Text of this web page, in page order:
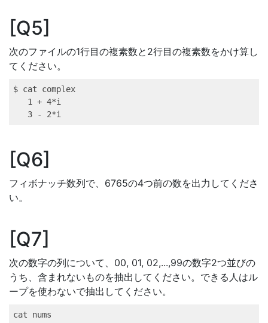
Q5
次のファイルの1行目の複素数と2行目の複素数をかけ算し
てください。
$ cat complex
1
+ 4*i
3 - 2*i
Q6
フィボナッチ数列で、6765の4つ前の数を出力してくださ
い。
Q7
次の数字の列について、00, 01, 02,...,99の数字2つ並びの
うち、含まれないものを抽出してください。できる人はル
ープを使わないで抽出してください。
cat nums